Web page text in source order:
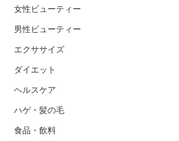
女性ビューティー
男性ビューティー
エクササイズ
ダイエット
ヘルスケア
ハゲ・髪の毛
食品・飲料